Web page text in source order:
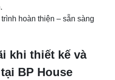
hoàn thiện – sẵn sàng
khi thiết kế và
BP House